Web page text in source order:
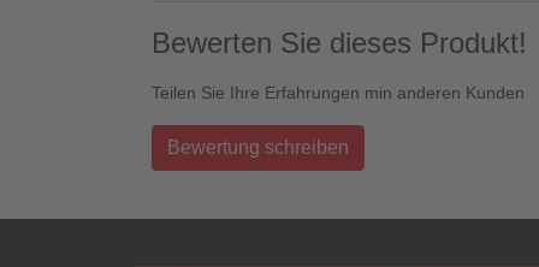
Bewerten Sie dieses Produkt!
Teilen Sie Ihre Erfahrungen min anderen Kunden
Bewertung schreiben